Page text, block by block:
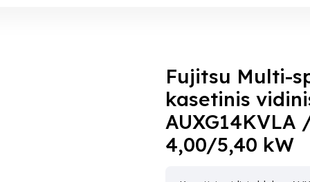
Fujitsu Multi-
kasetinis
AUXG14KVLA
4,00/5,40 kW